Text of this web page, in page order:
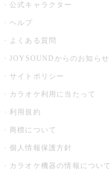
公式キャラクター
ヘルプ
よくある質問
JOYSOUNDからのお知らせ
サイトポリシー
カラオケ利用に当たって
利用規約
商標について
個人情報保護方針
カラオケ機器の情報について